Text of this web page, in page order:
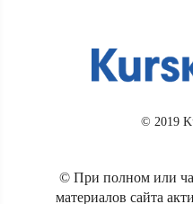
© 2019
© При полном или
материалов сайта